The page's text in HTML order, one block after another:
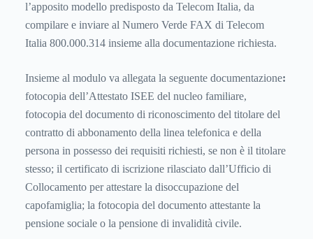
l’apposito modello predisposto da Telecom Italia, da
compilare e inviare al Numero Verde FAX di Telecom
Italia 800.000.314 insieme alla documentazione richiesta.
Insieme al modulo va allegata la seguente documentazione:
fotocopia dell’Attestato ISEE del nucleo familiare,
fotocopia del documento di riconoscimento del titolare del
contratto di abbonamento della linea telefonica e della
persona in possesso dei requisiti richiesti, se non è il titolare
stesso; il certificato di iscrizione rilasciato dall’Ufficio di
Collocamento per attestare la disoccupazione del
capofamiglia; la fotocopia del documento attestante la
pensione sociale o la pensione di invalidità civile.